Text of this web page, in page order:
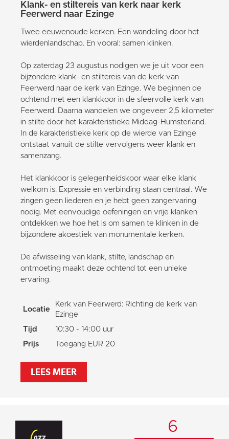
Klank- en stiltereis van kerk naar kerk
Feerwerd naar Ezinge
Twee eeuwenoude kerken. Een wandeling door het
wierdenlandschap. En vooral: samen klinken.
Op zaterdag 23 augustus nodigen we je uit voor een
bijzondere klank- en stiltereis van de kerk van
Feerwerd naar de kerk van Ezinge. We beginnen de
ochtend met een klankkoor in de sfeervolle kerk van
Feerwerd. Daarna wandelen we ongeveer 2,5 kilometer
in stilte door het karakteristieke Middag-Humsterland.
In de karakteristieke kerk op de wierde van Ezinge
ontstaat vanuit de stilte vervolgens weer klank en
samenzang.
Het klankkoor is gelegenheidskoor waar elke klank
welkom is. Expressie en verbinding staan centraal. We
zingen geen liederen en je hebt geen zangervaring
nodig. Met eenvoudige oefeningen en vrije klanken
ontdekken we hoe het is om samen te klinken in de
bijzondere akoestiek van monumentale kerken.
De afwisseling van klank, stilte, landschap en
ontmoeting maakt deze ochtend tot een unieke
ervaring.
Locatie
Kerk van Feerwerd: Richting de kerk van
Ezinge
Tijd
10:30 - 14:00 uur
Prijs
Toegang EUR 20
LEES MEER
6